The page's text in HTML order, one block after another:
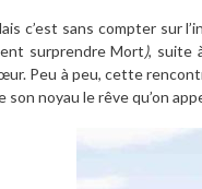
c’est sans compter sur
surprendre Mort), suite
Peu à peu, cette
son noyau le rêve qu’on